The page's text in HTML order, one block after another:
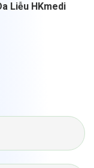
Liễu HKmedi